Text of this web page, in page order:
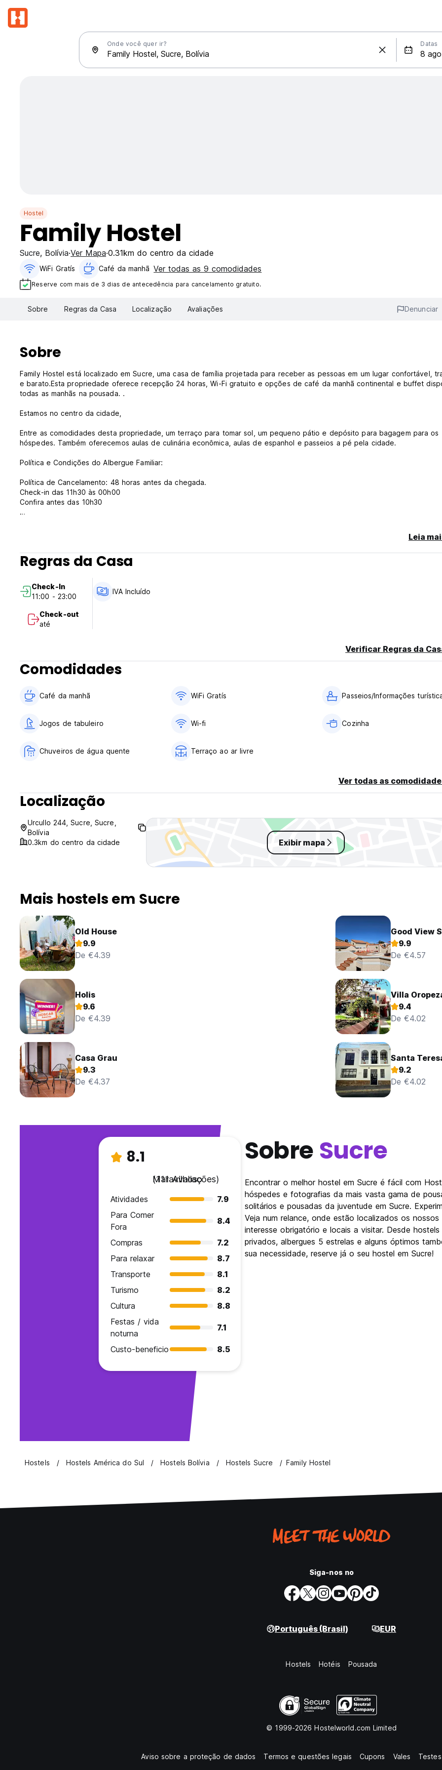
Onde você quer ir? Datas
Hostel
Family Hostel
Sucre, Bolívia Ver Mapa 0.31km do centro da cidade
WiFi Gratís Café da manhã Ver todas as 9 comodidades
Reserve com mais de 3 dias de antecedência para cancelamento gratuito.
Sobre Regras da Casa Localização Avaliações Denunciar
Sobre
Family Hostel está localizado em Sucre, uma casa de família projetada para receber as pessoas em um lugar confortável,
e barato.Esta propriedade oferece recepção 24 horas, Wi-Fi gratuito e opções de café da manhã continental e buffet
todas as manhãs na pousada. .
Estamos no centro da cidade,
Entre as comodidades desta propriedade, um terraço para tomar sol, um pequeno pátio e depósito para bagagem para os
hóspedes. Também oferecemos aulas de culinária econômica, aulas de espanhol e passeios a pé pela cidade.
Política e Condições do Albergue Familiar:
Política de Cancelamento: 48 horas antes da chegada.
Check-in das 11h30 às 00h00
Confira antes das 10h30
Em geral:
Recepção das 08h00 às 00h30
Animais de estimação não são permitidos (Auto-translated from original language)
Leia
Regras da Casa
Check-In
11:00 - 23:00
Check-out
até
IVA Incluído
Verificar Regras da
Comodidades
Café da manhã WiFi Gratís Passeios/Informações
Jogos de tabuleiro Wi-fi Cozinha
Chuveiros de água quente Terraço ao ar livre
Ver todas as
Localização
Urcullo 244, Sucre, Sucre,
Bolívia
0.3km do centro da cidade
Exibir mapa
Mais hostels em Sucre
Old House
9.9
De €4.39
Good View
9.9
De €4.57
Holis
9.6
De €4.39
Villa
9.4
De €4.02
Casa Grau
9.3
De €4.37
Santa
9.2
De €4.02
8.1
Maravilhoso
(111 Avaliações)
Atividades
7.9
Para Comer
Fora
8.4
Compras
7.2
Para relaxar
8.7
Transporte
8.1
Turismo
8.2
Cultura
8.8
Festas / vida
noturna
7.1
Custo-beneficio 8.5
Sobre Sucre
Encontrar o melhor hostel em Sucre é fácil com
hóspedes e fotografias da mais vasta gama de
solitários e pousadas da juventude em Sucre.
Veja num relance, onde estão localizados os
interesse obrigatório e locais a visitar. Desde
privados, albergues 5 estrelas e alguns óptimos
sua necessidade, reserve já o seu hostel em Sucre!
Hostels Hostels América do Sul Hostels Bolívia Hostels Sucre Family Hostel
Siga-nos no
Português (Brasil) EUR
Hostels Hotéis Pousada
© 1999-2026 Hostelworld.com Limited
Aviso sobre a proteção de dados Termos e questões legais Cupons Vales